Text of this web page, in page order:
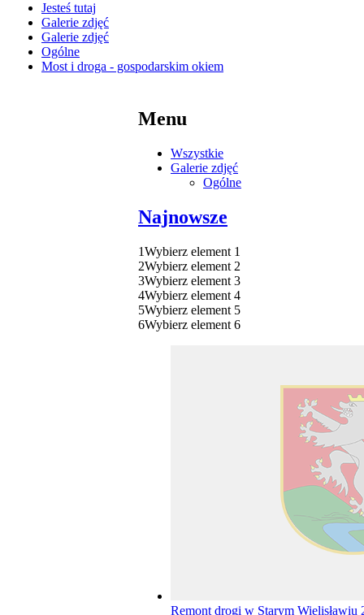
Jesteś tutaj
Galerie zdjęć
Galerie zdjęć
Ogólne
Most i droga - gospodarskim okiem
Menu
Wszystkie
Galerie zdjęć
Ogólne
Najnowsze
1Wybierz element 1
2Wybierz element 2
3Wybierz element 3
4Wybierz element 4
5Wybierz element 5
6Wybierz element 6
Remont drogi w Starym Wielisławiu